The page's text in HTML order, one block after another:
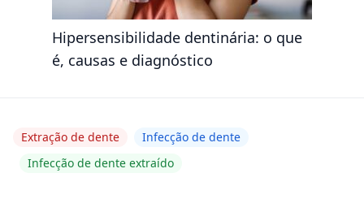
Hipersensibilidade dentinária: o que
é, causas e diagnóstico
Extração de dente
Infecção de dente
Infecção de dente extraído